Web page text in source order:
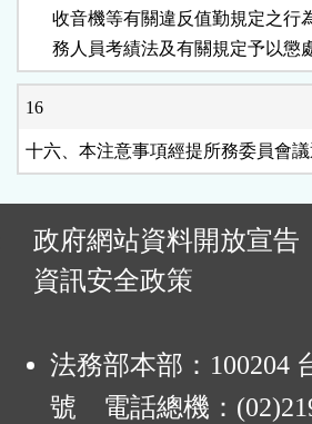
收音機等有關違反值勤規定之
務人員考績法及有關規定予以懲
16
十六、本注意事項經提所務委員會
政府網站資料開放宣告
資訊安全政策
法務部本部：100204
號 電話總機：